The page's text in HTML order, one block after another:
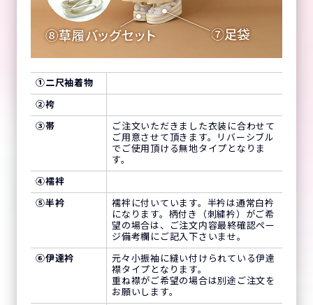
①二尺袖着物
②袴
③帯
ご注文いただきました衣装に合わせて
ご用意させて頂きます。リバーシブル
でご使用頂ける無地タイプとなりま
す。
④襦袢
⑤半衿
襦袢に付いています。半衿は通常白衿
になります。柄付き（刺繍衿）がご希
望の場合は、ご注文内容最終確認ペー
ジ備考欄にご記入下さいませ。
⑥伊達衿
元々小振袖に縫い付けられている伊達
襟タイプとなります。
重ね襟がご希望の場合は別途ご注文を
お願いします。